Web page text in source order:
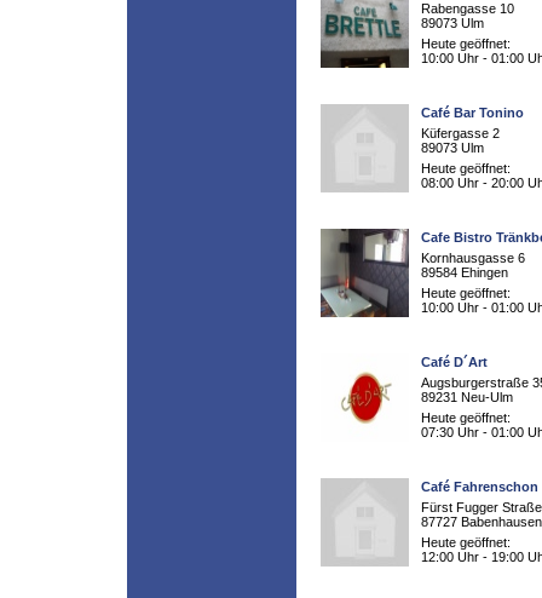
Rabengasse 10
89073 Ulm
Heute geöffnet:
10:00 Uhr - 01:00
Café Bar Tonino
Küfergasse 2
89073 Ulm
Heute geöffnet:
08:00 Uhr - 20:00
Cafe Bistro
Kornhausgasse 6
89584 Ehingen
Heute geöffnet:
10:00 Uhr - 01:00
Café D´Art
Augsburgerstraße
89231 Neu-Ulm
Heute geöffnet:
07:30 Uhr - 01:00
Café Fahrenschon
Fürst Fugger
87727 Babenhausen
Heute geöffnet:
12:00 Uhr - 19:00